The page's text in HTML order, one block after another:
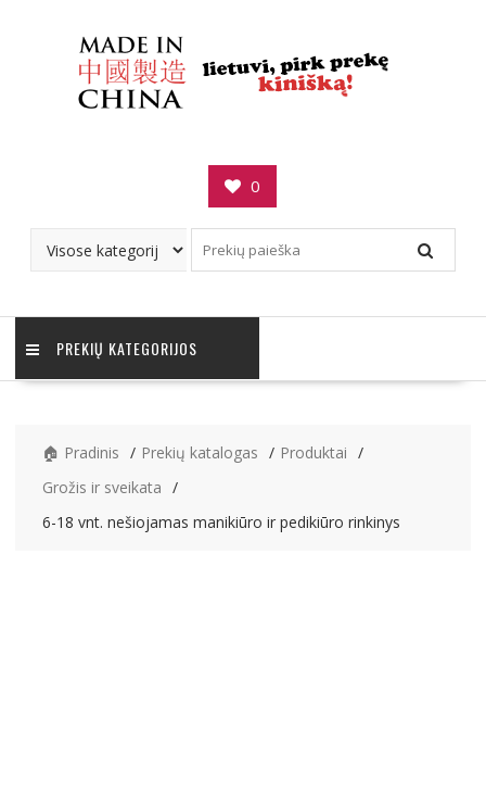
0
PREKIŲ KATEGORIJOS
🏠 Pradinis Prekių katalogas
Produktai
Grožis ir sveikata
6-18 vnt. nešiojamas manikiūro ir pedikiūro rinkinys